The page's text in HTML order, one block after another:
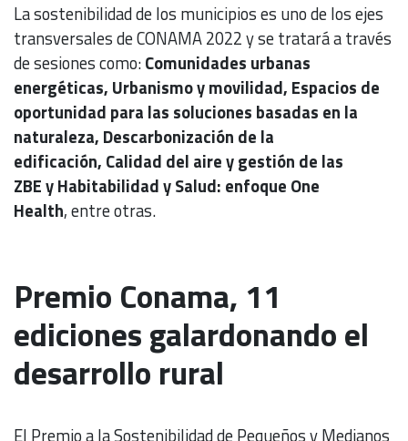
La sostenibilidad de los municipios es uno de los ejes
transversales de CONAMA 2022 y se tratará a través
de sesiones como:Comunidades urbanas
energéticas, Urbanismo y movilidad, Espacios de
oportunidad para las soluciones basadas en la
naturaleza, Descarbonización de la
edificación, Calidad del aire y gestión de las
ZBE y Habitabilidad y Salud: enfoque One
Health, entre otras.
Premio Conama, 11
ediciones galardonando el
desarrollo rural
El Premio a la Sostenibilidad de Pequeños y Medianos